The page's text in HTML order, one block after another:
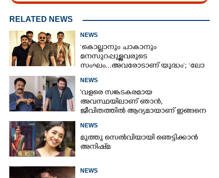
RELATED NEWS
NEWS
‘കൊല്ലാനും ചാകാനും
മനസുറപ്പുള്ളവരുടെ
സംഘം...അവരോടാണ് യുദ്ധം’; ‘ലോ
NEWS
'വളരെ സങ്കടകരമായ
അവസ്ഥയിലാണ് ഞാൻ,
ജീവിതത്തിൽ ആദ്യമായാണ് ഇങ്ങനെ
മോഹൻലാൽ
NEWS
മുത്തു സെൽവിയായി ഞെട്ടിക്കാൻ
അനിഷ്‌മ
NEWS